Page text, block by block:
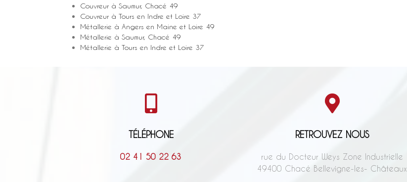
Couvreur à Saumur, Chacé 49
Couvreur à Tours en Indre et Loire 37
Métallerie à Angers en Maine et Loire 49
Métallerie à Saumur, Chacé 49
Métallerie à Tours en Indre et Loire 37
TÉLÉPHONE
02 41 50 22 63
RETROUVEZ NOUS
rue du Docteur Weys Zone Industrielle
49400 Chacé Bellevigne-les- Châteaux